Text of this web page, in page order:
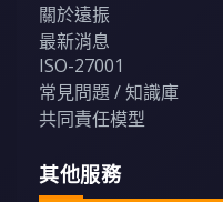
關於遠振
最新消息
ISO-27001
常見問題 / 知識庫
共同責任模型
其他服務